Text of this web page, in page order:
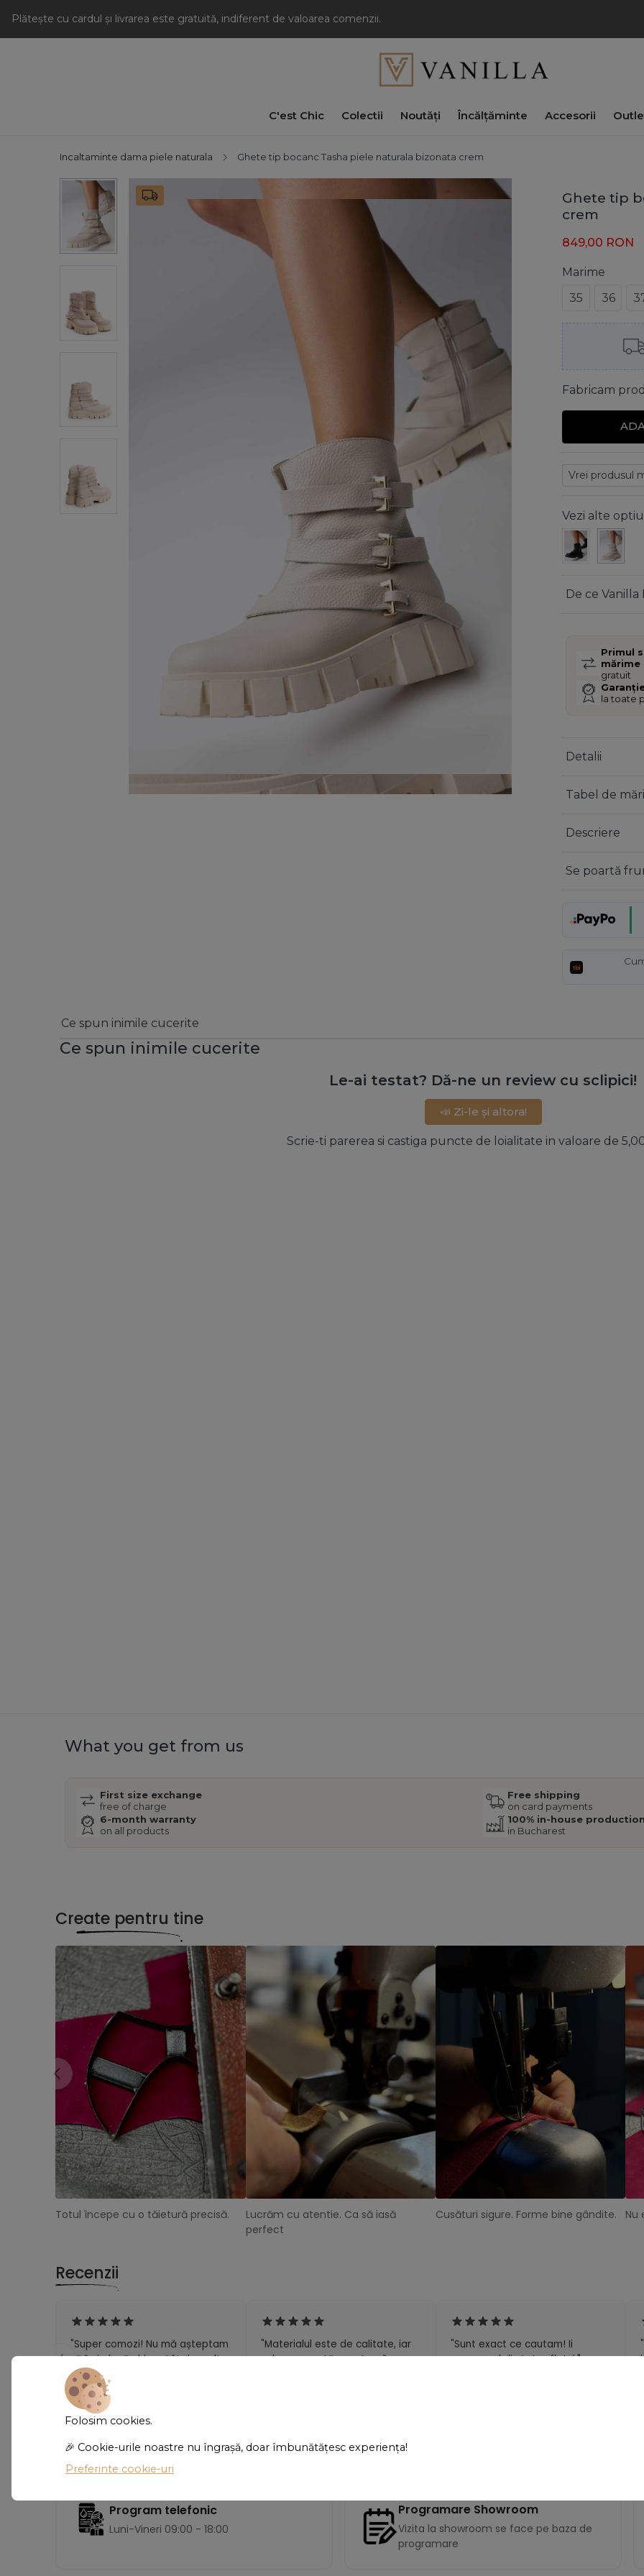
Plătește cu cardul și livrarea este gratuită, indiferent de valoarea comenzii.
C'est Chic Colectii Noutăți Încălțăminte Accesorii
Incaltaminte dama piele naturala Ghete tip bocanc Tasha piele naturala bizonata crem
Ghete tip
crem
849,00 RON
Marime
35
36
Fabricam
Vezi alte
De ce Vanilla
Primul
mărime
gratuit
la toate
Detalii
Tabel de
Descriere
Se poartă
Ce spun inimile cucerite
Ce spun inimile cucerite
Le-ai testat? Dă-ne un review cu sclipici!
📣 Zi-le și altora!
Scrie-ti parerea si castiga puncte de loialitate in valoare de
Folosim cookies.
🎉 Cookie-urile noastre nu îngrașă, doar îmbunătățesc experiența!
Preferinte cookie-uri
What you get from us
First size exchange
free of charge
Free shipping
on card payments
6-month warranty
on all products
100% in-house
in Bucharest
Create pentru tine
Totul începe cu o tăietură precisă.
Lucrăm cu atentie. Ca să iasă
perfect
Cusături sigure. Forme bine gândite. Nu
Recenzii
"Super comozi! Nu mă așteptam
să îmi placă chiar atât de mult.
Îi port aproape zilnic."
"Materialul este de calitate, iar
culoarea arată exact ca în
"Sunt exact ce cautam! Ii
recomand din tot sufletul."
Program telefonic
Luni-Vineri 09:00 - 18:00
Programare Showroom
Vizita la showroom se face pe baza de
programare